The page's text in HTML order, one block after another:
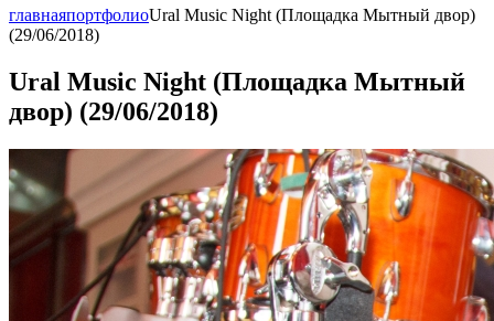
главнаяпортфолиоUral Music Night (Площадка Мытный двор)
(29/06/2018)
Ural Music Night (Площадка Мытный
двор) (29/06/2018)